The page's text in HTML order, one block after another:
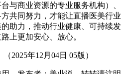
与商业资源的专业服务机构）、
共同努力，才能让直播医美行业
助力，推动行业健康、可持续发
上更加安心、放心。
2025年12月04日 05版）